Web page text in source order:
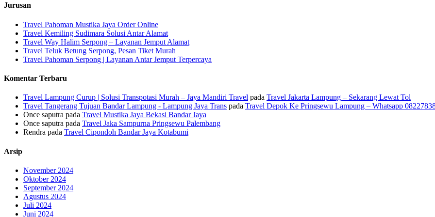
Jurusan
Travel Pahoman Mustika Jaya Order Online
Travel Kemiling Sudimara Solusi Antar Alamat
Travel Way Halim Serpong – Layanan Jemput Alamat
Travel Teluk Betung Serpong, Pesan Tiket Murah
Travel Pahoman Serpong | Layanan Antar Jemput Terpercaya
Komentar Terbaru
Travel Lampung Curup | Solusi Transpotasi Murah – Jaya Mandiri Travel pada Travel Jakarta Lampung – Sekarang Lewat Tol
Travel Tangerang Tujuan Bandar Lampung - Lampung Jaya Trans pada Travel Depok Ke Pringsewu Lampung – Whatsapp
Once saputra pada Travel Mustika Jaya Bekasi Bandar Jaya
Once saputra pada Travel Jaka Sampurna Pringsewu Palembang
Rendra pada Travel Cipondoh Bandar Jaya Kotabumi
Arsip
November 2024
Oktober 2024
September 2024
Agustus 2024
Juli 2024
Juni 2024